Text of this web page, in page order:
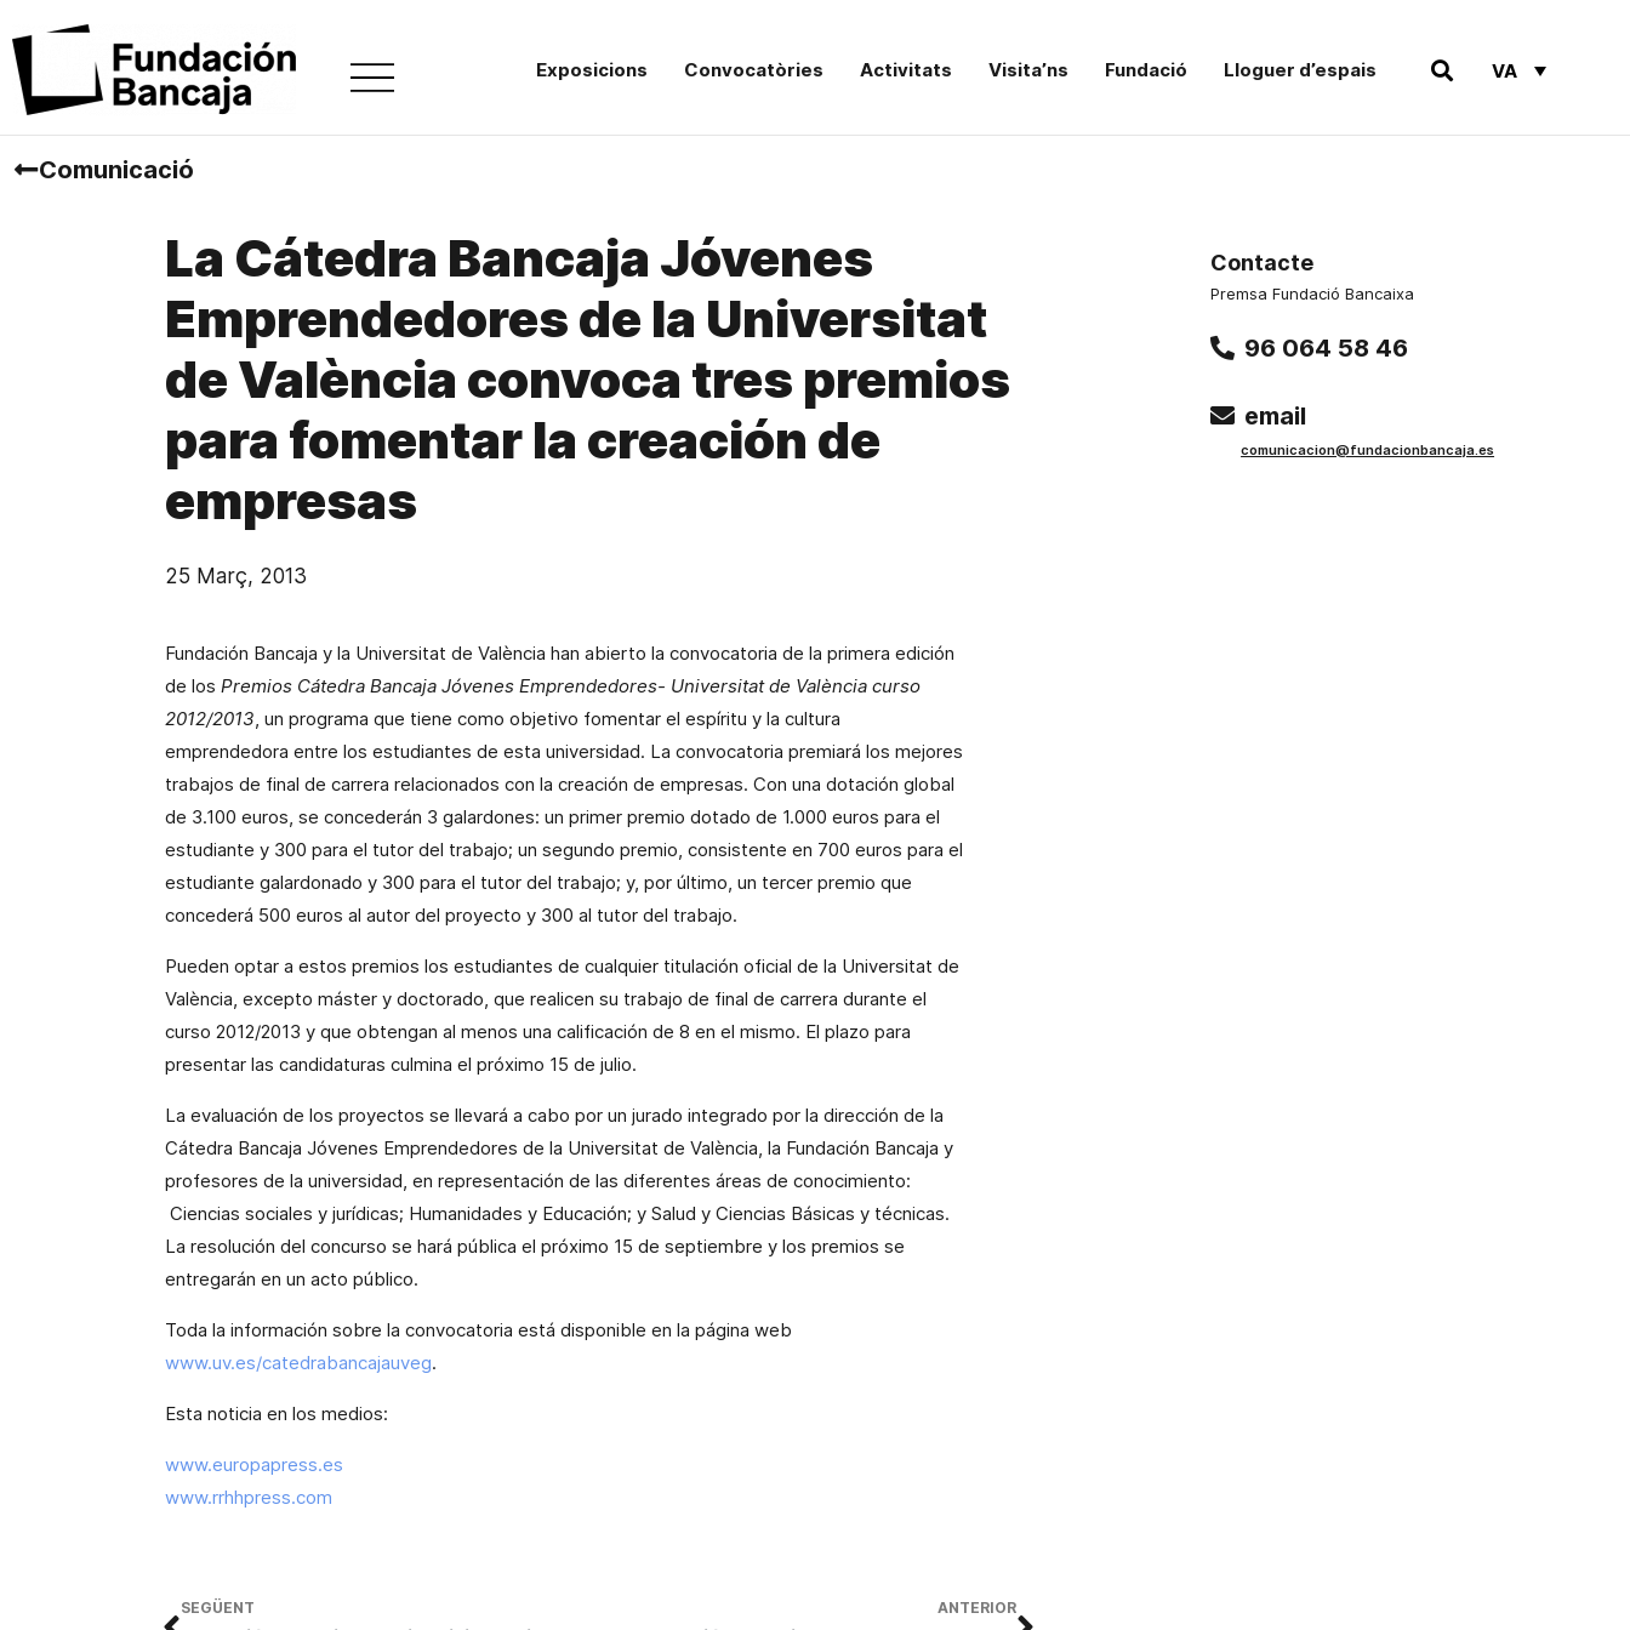
Exposicions Convocatòries Activitats Visita’ns Fundació Lloguer d’espais VA
Comunicació
La Cátedra Bancaja Jóvenes
Emprendedores de la Universitat
de València convoca tres premios
para fomentar la creación de
empresas
25 Març, 2013
Fundación Bancaja y la Universitat de València han abierto la convocatoria de la primera edición
de los Premios Cátedra Bancaja Jóvenes Emprendedores- Universitat de València curso
2012/2013, un programa que tiene como objetivo fomentar el espíritu y la cultura
emprendedora entre los estudiantes de esta universidad. La convocatoria premiará los mejores
trabajos de final de carrera relacionados con la creación de empresas. Con una dotación global
de 3.100 euros, se concederán 3 galardones: un primer premio dotado de 1.000 euros para el
estudiante y 300 para el tutor del trabajo; un segundo premio, consistente en 700 euros para el
estudiante galardonado y 300 para el tutor del trabajo; y, por último, un tercer premio que
concederá 500 euros al autor del proyecto y 300 al tutor del trabajo.
Pueden optar a estos premios los estudiantes de cualquier titulación oficial de la Universitat de
València, excepto máster y doctorado, que realicen su trabajo de final de carrera durante el
curso 2012/2013 y que obtengan al menos una calificación de 8 en el mismo. El plazo para
presentar las candidaturas culmina el próximo 15 de julio.
La evaluación de los proyectos se llevará a cabo por un jurado integrado por la dirección de la
Cátedra Bancaja Jóvenes Emprendedores de la Universitat de València, la Fundación Bancaja y
profesores de la universidad, en representación de las diferentes áreas de conocimiento:
Ciencias sociales y jurídicas; Humanidades y Educación; y Salud y Ciencias Básicas y técnicas.
La resolución del concurso se hará pública el próximo 15 de septiembre y los premios se
entregarán en un acto público.
Toda la información sobre la convocatoria está disponible en la página web
www.uv.es/catedrabancajauveg.
Esta noticia en los medios:
www.europapress.es
www.rrhhpress.com
ANTERIOR
SEGÜENT
Contacte
Premsa Fundació Bancaixa
96 064 58 46
email
comunicacion@fundacionbancaja.es